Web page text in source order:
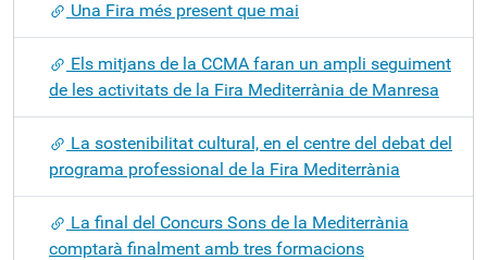
Una Fira més present que mai
Els mitjans de la CCMA faran un ampli seguiment
de les activitats de la Fira Mediterrània de Manresa
La sostenibilitat cultural, en el centre del debat del
programa professional de la Fira Mediterrània
La final del Concurs Sons de la Mediterrània
comptarà finalment amb tres formacions